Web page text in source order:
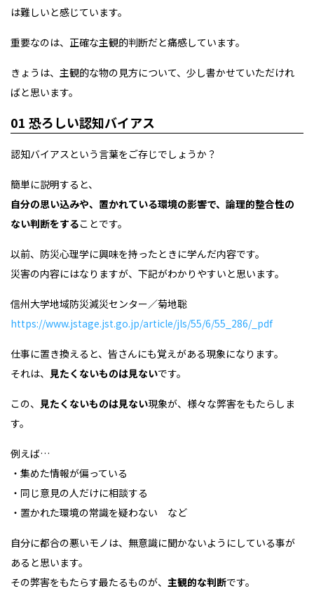
は難しいと感じています。
重要なのは、正確な主観的判断だと痛感しています。
きょうは、主観的な物の見方について、少し書かせていただけれ
ばと思います。
01 恐ろしい認知バイアス
認知バイアスという言葉をご存じでしょうか？
簡単に説明すると、
自分の思い込みや、置かれている環境の影響で、論理的整合性の
ない判断をすることです。
以前、防災心理学に興味を持ったときに学んだ内容です。
災害の内容にはなりますが、下記がわかりやすいと思います。
信州大学地域防災減災センター／菊地聡
https://www.jstage.jst.go.jp/article/jls/55/6/55_286/_pdf
仕事に置き換えると、皆さんにも覚えがある現象になります。
それは、 見たくないものは見ないです。
この、 見たくないものは見ない現象が、様々な弊害をもたらしま
す。
例えば…
・集めた情報が偏っている
・同じ意見の人だけに相談する
・置かれた環境の常識を疑わない など
自分に都合の悪いモノは、無意識に聞かないようにしている事が
あると思います。
その弊害をもたらす最たるものが、 主観的な判断です。